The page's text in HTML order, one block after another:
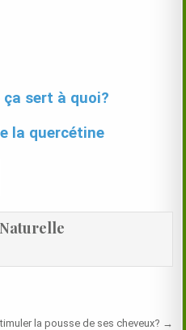
sert à quoi?
la quercétine
la pousse de ses cheveux? →